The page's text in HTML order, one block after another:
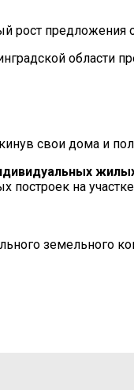
рост
свои дома и
построек на
земельного